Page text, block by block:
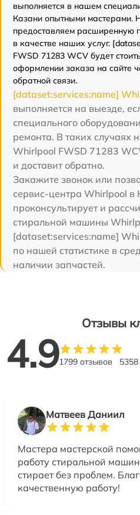
выполняется в нашем
Казани опытными мастерами.
предоставляем расширенную
в качестве наших услуг.
FWSD 71283 WCV будет
оформлении заказа на сайте
обратной связи.
[dataset:services:name]
выполняется на выезде,
специального
ремонта. В таких случаях
Whirlpool FWSD 71283
и доставит обратно.
Закажите звонок или
сервис-центра Whirlpool в
проконсультирует и
стиральной машины
[dataset:services:name]
по нашей статистике в
наличии запчастей.
Отзывы
4.91799 отзывов
Матвеев Даниил
Мастера мастерской
работу стиральной
стирает без проблем.
качественную работу!